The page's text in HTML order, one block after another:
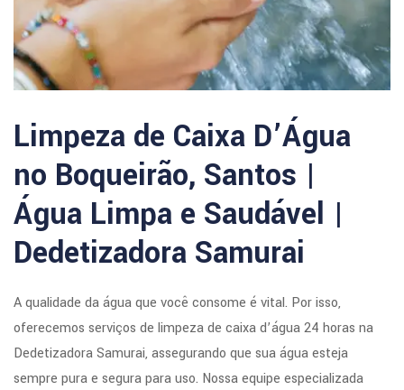
Limpeza de Caixa D’Água
no Boqueirão, Santos |
Água Limpa e Saudável |
Dedetizadora Samurai
A qualidade da água que você consome é vital. Por isso,
oferecemos serviços de limpeza de caixa d’água 24 horas na
Dedetizadora Samurai, assegurando que sua água esteja
sempre pura e segura para uso. Nossa equipe especializada